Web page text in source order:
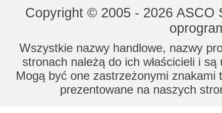
Copyright © 2005 - 2026
Wszystkie nazwy handlowe, nazwy
stronach należą do ich właścicieli i
Mogą być one zastrzeżonymi znakami
prezentowane na naszych